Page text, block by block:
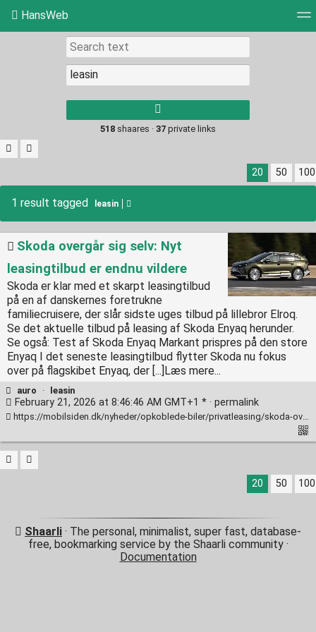
HansWeb
Picture wall
results.
518 shaares · 37 private links
20 50 100
1 result tagged leasin
Skoda overgår sig selv: Nyt
leasingtilbud er endnu vildere
Skoda er klar med et skarpt leasingtilbud
på en af danskernes foretrukne
familiecruisere, der slår sidste uges tilbud på lillebror Elroq.
Se det aktuelle tilbud på leasing af Skoda Enyaq herunder.
Se også: Test af Skoda Enyaq Markant prispres på den store
Enyaq I det seneste leasingtilbud flytter Skoda nu fokus
over på flagskibet Enyaq, der [...]Læs mere...
auro · leasin
February 21, 2026 at 8:46:46 AM GMT+1 * · permalink
https://mobilsiden.dk/nyheder/opkoblede-biler/privatleasing/skoda-overgaar-sig-selv-nyt-leasingtilbud-er-endnu-vildere/
20 50 100
Shaarli · The personal, minimalist, super fast, database-
free, bookmarking service by the Shaarli community ·
Documentation